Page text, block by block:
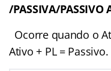
/PASSIVA/PASSIVO
Ocorre quando o
Ativo + PL = Passivo.